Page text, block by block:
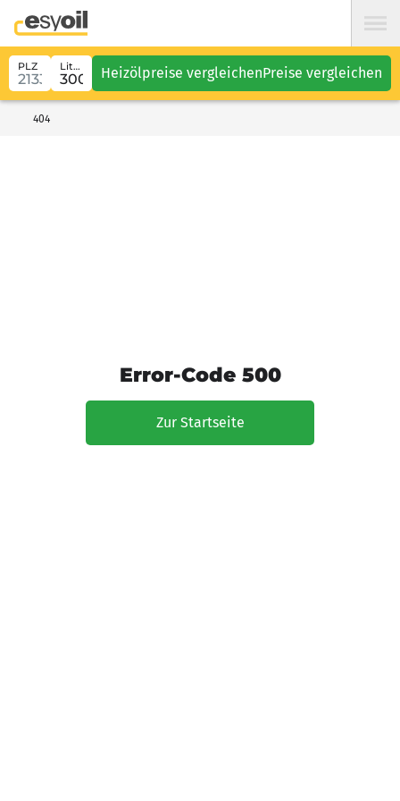
PLZ Liter Heizölpreise vergleichenPreise vergleichen
404
Error-Code 500
Zur Startseite